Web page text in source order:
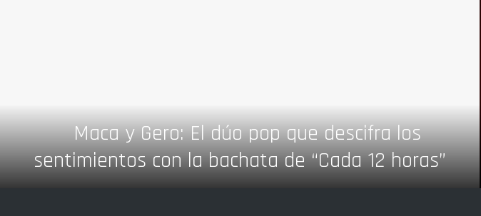
Maca y Gero: El dúo pop que descifra los
sentimientos con la bachata de “Cada 12 horas”